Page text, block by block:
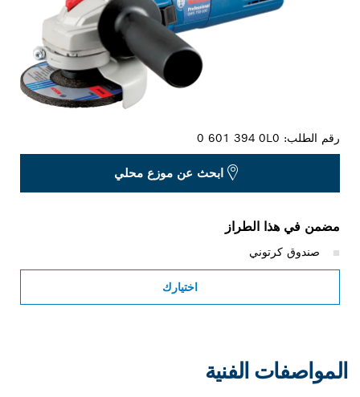
رقم الطلب:0 601 394 0L0
ابحث عن موزع محلي
مضمن في هذا الطراز
صندوق كرتوني
اختيارك
المواصفات الفنية